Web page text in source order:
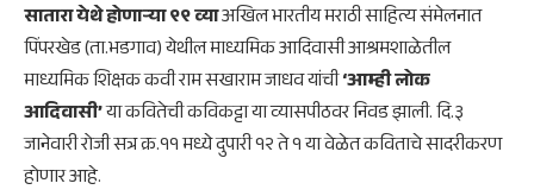
सातारा येथे होणाऱ्या ९९ व्याअखिल भारतीय मराठी साहित्य संमेलनात
पिंपरखेड (ता.भडगाव) येथील माध्यमिक आदिवासी आश्रमशाळेतील
माध्यमिक शिक्षक कवी राम सखाराम जाधव यांची‘आम्ही लोक
आदिवासी’या कवितेची कविकट्टा या व्यासपीठवर निवड झाली. दि.३
जानेवारी रोजी सत्र क्र.११ मध्ये दुपारी १२ ते १ या वेळेत कविताचे सादरीकरण
होणार आहे.